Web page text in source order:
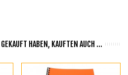
HABEN, KAUFTEN AUCH ...